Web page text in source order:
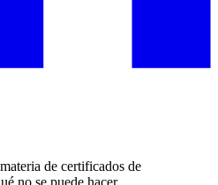
de certificados de
no se puede hacer